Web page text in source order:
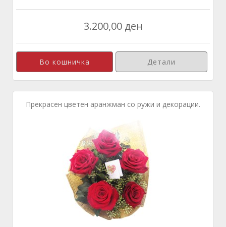
3.200,00 ден
Детали
Прекрасен цветен аранжман со ружи и декорации.